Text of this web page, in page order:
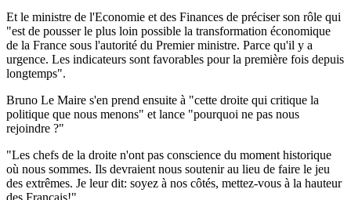
Et le ministre de l'Economie et des Finances de préciser son rôle qui
"est de pousser le plus loin possible la transformation économique
de la France sous l'autorité du Premier ministre. Parce qu'il y a
urgence. Les indicateurs sont favorables pour la première fois depuis
longtemps".
Bruno Le Maire s'en prend ensuite à "cette droite qui critique la
politique que nous menons" et lance "pourquoi ne pas nous
rejoindre ?"
"Les chefs de la droite n'ont pas conscience du moment historique
où nous sommes. Ils devraient nous soutenir au lieu de faire le jeu
des extrêmes. Je leur dit: soyez à nos côtés, mettez-vous à la hauteur
des Français!"